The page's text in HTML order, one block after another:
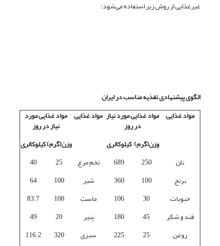
غیرغذایی از روش زیر استفاده می‌شود:
الگوی پیشنهادی تغذیه مناسب در ایران
مواد غذایی مواد غذایی مورد نیاز
در روز
مواد غذایی مواد غذایی مورد
نیاز در روز
وزن(گرم) کیلوکالری وزن(گرم)کیلوکالری
نان
250
689 تخم مرغ 25
40
برنج
100
360 شیر 100
64
حبوبات
30
106 ماست 100
83.7
قند و شکر
45
180 پنیر 20
49
روغن
25
225 سبزی 320
116.2